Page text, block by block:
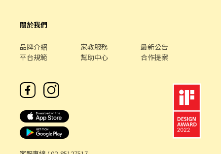
184巷32號 新莊思源店 新北市新莊區思源路332巷30號 ❤️【智取
樓 新莊中正 - 智取店 新北市新莊區中正路881-16號1樓 新莊體育 -
智取店-新北市新莊區公園路95號1樓 新莊中港二 - 智取店-新北市新
--------------------------- 以上地區須配合其他門市支援 ※目前只
缺長期為主喔~ -以上地址皆可應徵- ❤️❤️獨家福利，名額有限＿為
您找到最符合需求的天使職缺。❤️❤️
關於我們
品牌介紹 家教服務
最新公告
平台規範
幫助中心 合作提案